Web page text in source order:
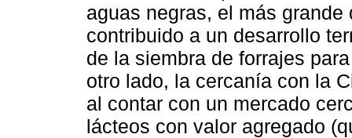
aguas negras, el más
contribuido a un desarrollo
de la siembra de forrajes
otro lado, la cercanía con la
al contar con un mercado
lácteos con valor agregado